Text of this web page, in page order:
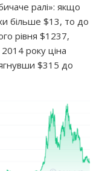
ралі»: якщо
більше $13, то до
рівня $1237,
року ціна
$315 до